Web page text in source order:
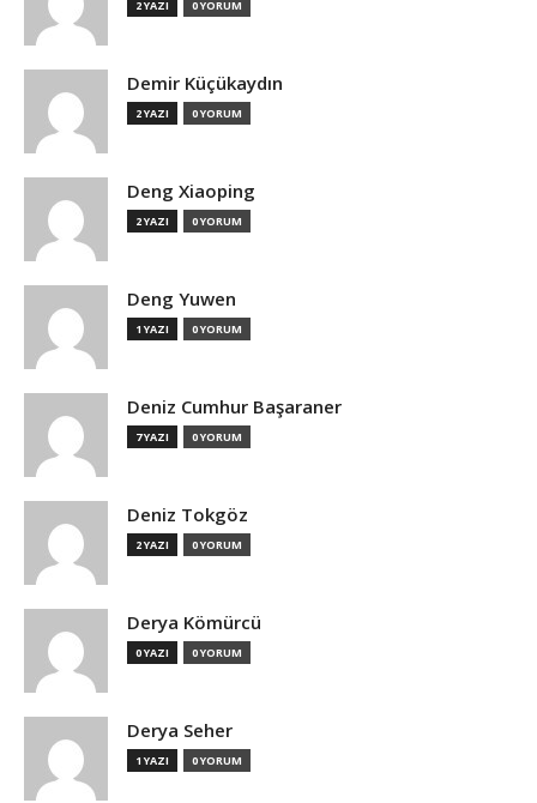
2 YAZI 0 YORUM
Demir Küçükaydın
2 YAZI 0 YORUM
Deng Xiaoping
2 YAZI 0 YORUM
Deng Yuwen
1 YAZI 0 YORUM
Deniz Cumhur Başaraner
7 YAZI 0 YORUM
Deniz Tokgöz
2 YAZI 0 YORUM
Derya Kömürcü
0 YAZI 0 YORUM
Derya Seher
1 YAZI 0 YORUM